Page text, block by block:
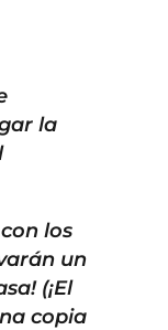
la
los
un
(¡El
copia